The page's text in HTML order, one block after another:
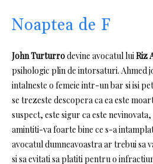
Noaptea de F
John Turturrodevine avocatul luiRiz
psihologic plin de intorsaturi. Ahmed
intalneste o femeie intr-un bar si isi
se trezeste descopera ca ea este
suspect, este sigur ca este
amintiti-va foarte bine ce s-a
avocatul dumneavoastra ar trebui sa
si sa evitati sa platiti pentru o